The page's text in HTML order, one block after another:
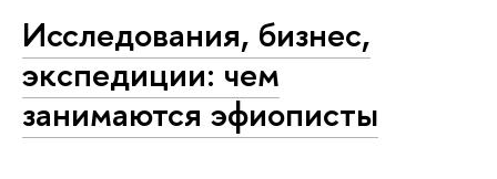
Исследования, бизнес,
экспедиции: чем
занимаются эфиописты